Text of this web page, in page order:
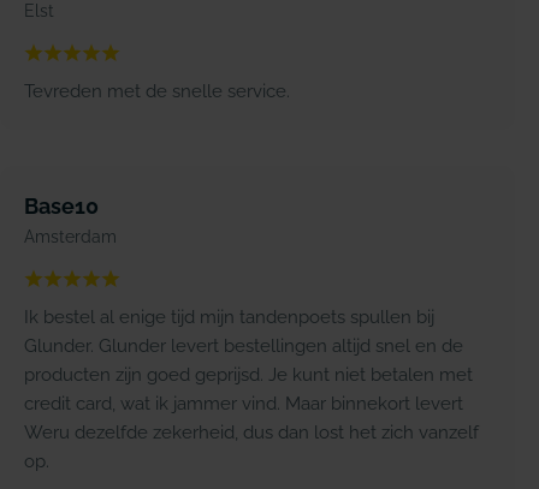
Elst
Tevreden met de snelle service.
Base10
Amsterdam
Ik bestel al enige tijd mijn tandenpoets spullen bij
Glunder. Glunder levert bestellingen altijd snel en de
producten zijn goed geprijsd. Je kunt niet betalen met
credit card, wat ik jammer vind. Maar binnekort levert
Weru dezelfde zekerheid, dus dan lost het zich vanzelf
op.